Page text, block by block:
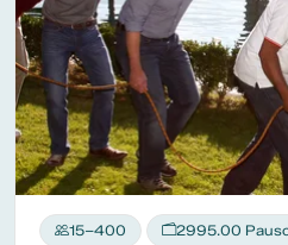
15–400 2995.00